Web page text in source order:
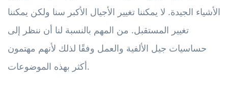
الأشياء الجيدة. لا يمكننا تغيير الأجيال الأكبر سنا ولكن يمكننا
تغيير المستقبل. من المهم بالنسبة لنا أن ننظر إلى
حساسيات جيل الألفية والعمل وفقًا لذلك لأنهم مهتمون
أكثر بهذه الموضوعات.